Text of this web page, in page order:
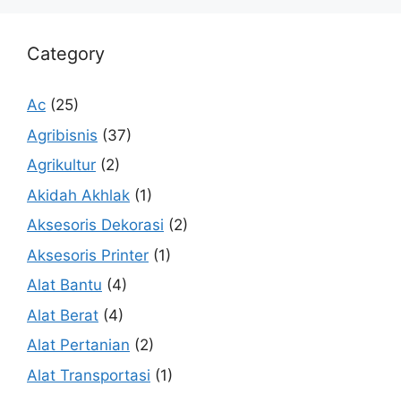
Category
Ac (25)
Agribisnis (37)
Agrikultur (2)
Akidah Akhlak (1)
Aksesoris Dekorasi (2)
Aksesoris Printer (1)
Alat Bantu (4)
Alat Berat (4)
Alat Pertanian (2)
Alat Transportasi (1)